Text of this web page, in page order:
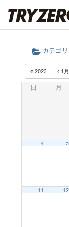
カテゴリ
2023 1月
日 月
4 5
11 12